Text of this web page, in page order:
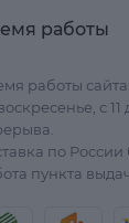
работы
работы
с 11
по России
пункта